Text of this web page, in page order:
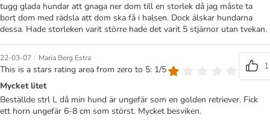
tugg glada hundar att gnaga ner dom till en storlek då jag måste ta
bort dom med rädsla att dom ska få i halsen. Dock älskar hundarna
dessa. Hade storleken varit större hade det varit 5 stjärnor utan tvekan.
22-03-07 | Maria Berg Estra
This is a stars rating area from zero to 5: 1/5
1
Mycket litet
Beställde strl L då min hund är ungefär som en golden retriever. Fick
ett horn ungefär 6-8 cm som störst. Mycket besviken.